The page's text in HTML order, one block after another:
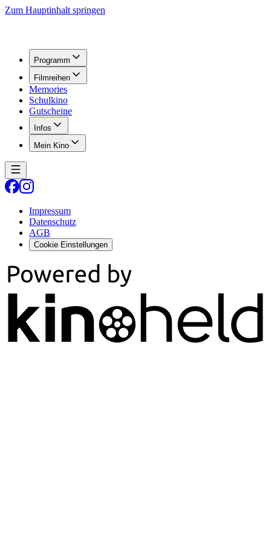
Zum Hauptinhalt springen
Programm
Filmreihen
Memories
Schulkino
Gutscheine
Infos
Mein Kino
Impressum
Datenschutz
AGB
Cookie Einstellungen